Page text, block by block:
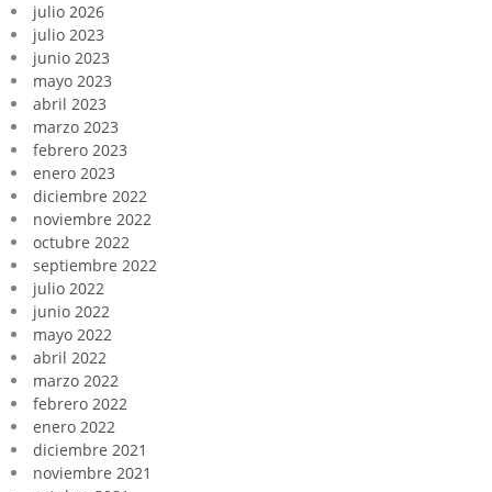
julio 2026
julio 2023
junio 2023
mayo 2023
abril 2023
marzo 2023
febrero 2023
enero 2023
diciembre 2022
noviembre 2022
octubre 2022
septiembre 2022
julio 2022
junio 2022
mayo 2022
abril 2022
marzo 2022
febrero 2022
enero 2022
diciembre 2021
noviembre 2021